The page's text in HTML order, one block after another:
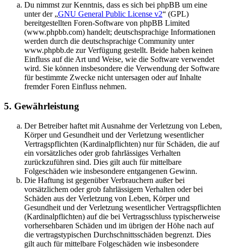
Du nimmst zur Kenntnis, dass es sich bei phpBB um eine
unter der „GNU General Public License v2“ (GPL)
bereitgestellten Foren-Software von phpBB Limited
(www.phpbb.com) handelt; deutschsprachige Informationen
werden durch die deutschsprachige Community unter
www.phpbb.de zur Verfügung gestellt. Beide haben keinen
Einfluss auf die Art und Weise, wie die Software verwendet
wird. Sie können insbesondere die Verwendung der Software
für bestimmte Zwecke nicht untersagen oder auf Inhalte
fremder Foren Einfluss nehmen.
5. Gewährleistung
Der Betreiber haftet mit Ausnahme der Verletzung von Leben,
Körper und Gesundheit und der Verletzung wesentlicher
Vertragspflichten (Kardinalpflichten) nur für Schäden, die auf
ein vorsätzliches oder grob fahrlässiges Verhalten
zurückzuführen sind. Dies gilt auch für mittelbare
Folgeschäden wie insbesondere entgangenen Gewinn.
Die Haftung ist gegenüber Verbrauchern außer bei
vorsätzlichem oder grob fahrlässigem Verhalten oder bei
Schäden aus der Verletzung von Leben, Körper und
Gesundheit und der Verletzung wesentlicher Vertragspflichten
(Kardinalpflichten) auf die bei Vertragsschluss typischerweise
vorhersehbaren Schäden und im übrigen der Höhe nach auf
die vertragstypischen Durchschnittsschäden begrenzt. Dies
gilt auch für mittelbare Folgeschäden wie insbesondere